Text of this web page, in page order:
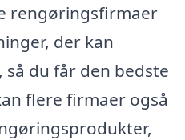
rengøringsfirmaer
der kan
så du får den bedste
flere firmaer også